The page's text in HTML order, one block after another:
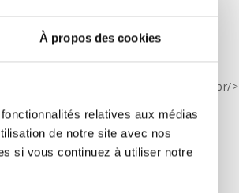
À propos des cookies
relatives aux médias
de notre site avec nos
si vous continuez à utiliser notre
cups format 40 cl (13.5 oz) 50/box<br/>
>
>